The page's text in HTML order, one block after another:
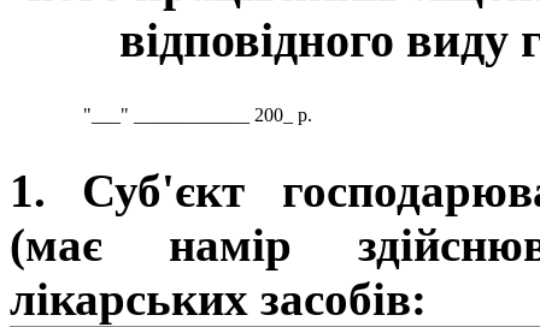
відповідного виду
"___" ____________ 200_ р.
1. Суб'єкт
(має намір
лікарських засобів: